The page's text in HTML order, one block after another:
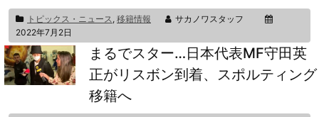
トピックス・ニュース, 移籍情報
サカノワスタッフ
2022年7月2日
まるでスター…日本代表MF守田英
正がリスボン到着、スポルティング
移籍へ